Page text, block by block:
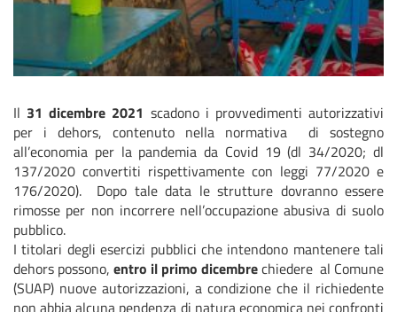
Il 31 dicembre 2021 scadono i provvedimenti autorizzativi
per i dehors, contenuto nella normativa di sostegno
all’economia per la pandemia da Covid 19 (dl 34/2020; dl
137/2020 convertiti rispettivamente con leggi 77/2020 e
176/2020). Dopo tale data le strutture dovranno essere
rimosse per non incorrere nell’occupazione abusiva di suolo
pubblico.
I titolari degli esercizi pubblici che intendono mantenere tali
dehors possono, entro il primo dicembrechiedere al Comune
(SUAP) nuove autorizzazioni, a condizione che il richiedente
non abbia alcuna pendenza di natura economica nei confronti